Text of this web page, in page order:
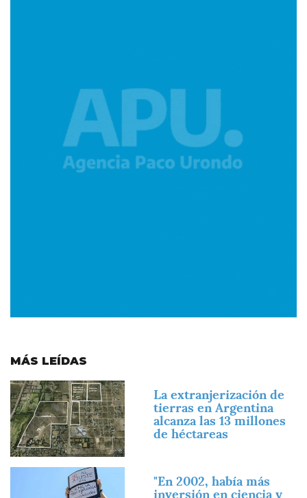
MÁS LEÍDAS
Imagen
La extranjerización de
tierras en Argentina
alcanza las 13 millones
de héctareas
"En 2002, había más
inversión en ciencia y